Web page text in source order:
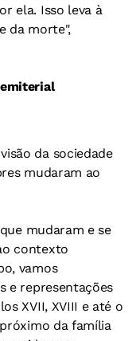
ela. Isso leva à
da morte",
da sociedade
mudaram ao
mudaram e se
contexto
vamos
e representações
XVII, XVIII e até o
da família